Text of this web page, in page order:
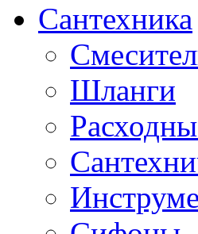
Cантехника
Шланги